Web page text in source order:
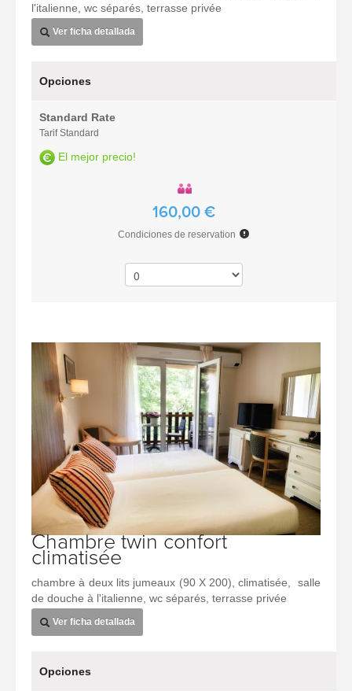
l'italienne, wc séparés, terrasse privée
Ver ficha detallada
Opciones
Standard Rate
Tarif Standard
El mejor precio!
160,00 €
Condiciones de reservation
Chambre twin confort
climatisée
chambre à deux lits jumeaux (90 X 200), climatisée, salle
de douche à l'italienne, wc séparés, terrasse privée
Ver ficha detallada
Opciones